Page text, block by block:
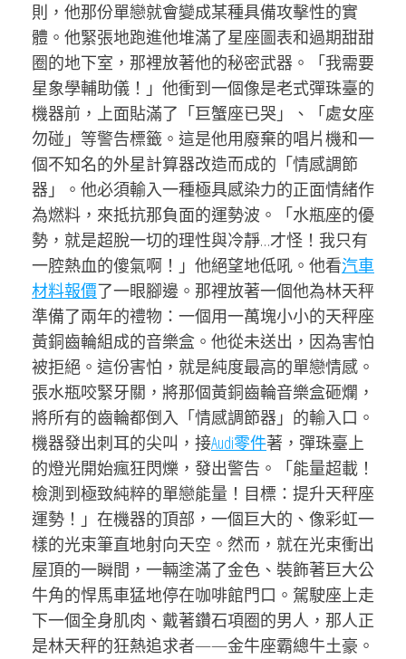
則，他那份單戀就會變成某種具備攻擊性的實
體。他緊張地跑進他堆滿了星座圖表和過期甜甜
圈的地下室，那裡放著他的秘密武器。「我需要
星象學輔助儀！」他衝到一個像是老式彈珠臺的
機器前，上面貼滿了「巨蟹座已哭」、「處女座
勿碰」等警告標籤。這是他用廢棄的唱片機和一
個不知名的外星計算器改造而成的「情感調節
器」。他必須輸入一種極具感染力的正面情緒作
為燃料，來抵抗那負面的運勢波。「水瓶座的優
勢，就是超脫一切的理性與冷靜…才怪！我只有
一腔熱血的傻氣啊！」他絕望地低吼。他看汽車
材料報價了一眼腳邊。那裡放著一個他為林天秤
準備了兩年的禮物：一個用一萬塊小小的天秤座
黃銅齒輪組成的音樂盒。他從未送出，因為害怕
被拒絕。這份害怕，就是純度最高的單戀情感。
張水瓶咬緊牙關，將那個黃銅齒輪音樂盒砸爛，
將所有的齒輪都倒入「情感調節器」的輸入口。
機器發出刺耳的尖叫，接Audi零件著，彈珠臺上
的燈光開始瘋狂閃爍，發出警告。「能量超載！
檢測到極致純粹的單戀能量！目標：提升天秤座
運勢！」在機器的頂部，一個巨大的、像彩虹一
樣的光束筆直地射向天空。然而，就在光束衝出
屋頂的一瞬間，一輛塗滿了金色、裝飾著巨大公
牛角的悍馬車猛地停在咖啡館門口。駕駛座上走
下一個全身肌肉、戴著鑽石項圈的男人，那人正
是林天秤的狂熱追求者——金牛座霸總牛土豪。